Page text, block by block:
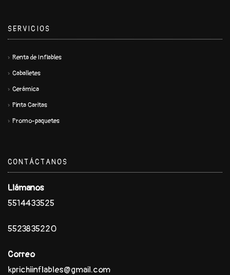
SERVICIOS
Renta de Inflables
Caballetes
Cerámica
Pinta Caritas
Promo-paquetes
CONTÁCTANOS
Llámanos
5514433525
5523835220
Correo
kprichiinflables@gmail.com